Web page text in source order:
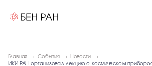
Главная События
Новости
ИКИ РАН организовал лекцию о космическом